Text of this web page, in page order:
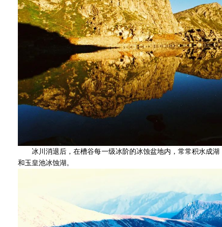
冰川消退后，在槽谷每一级冰阶的冰蚀盆地内，常常积水成湖
和玉皇池冰蚀湖。